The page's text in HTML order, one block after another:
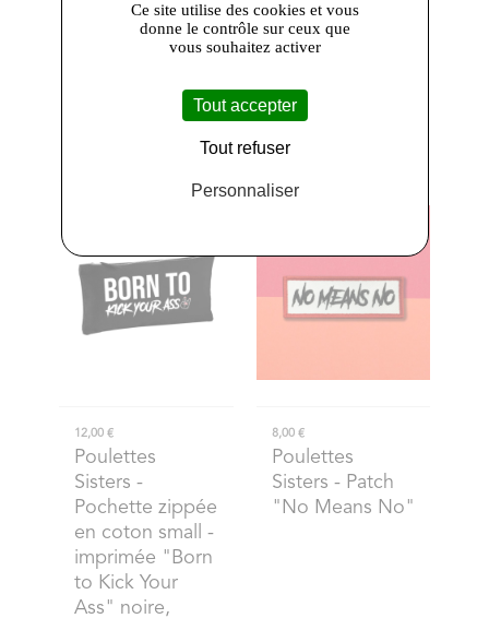
Poulettes
- Poncho
Poulettes
Sisters
"All Sisters"
12,00 €
Poulettes
Sisters -
Pochette zippée
en coton small -
imprimée "Born
to Kick Your
Ass" noire,
8,00 €
Poulettes
Sisters - Patch
"No Means No"
Ce site utilise des cookies et vous
donne le contrôle sur ceux que
vous souhaitez activer
Tout accepter
Tout refuser
Personnaliser